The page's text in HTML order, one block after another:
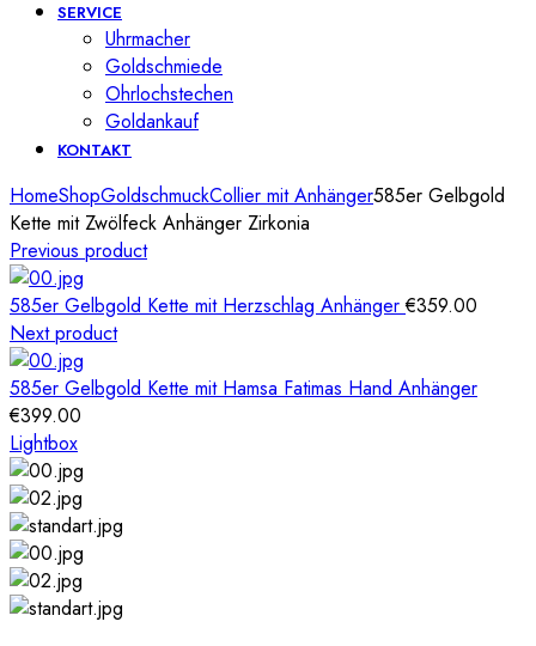
SERVICE
Uhrmacher
Goldschmiede
Ohrlochstechen
Goldankauf
KONTAKT
HomeShopGoldschmuckCollier mit Anhänger585er Gelbgold
Kette mit Zwölfeck Anhänger Zirkonia
Previous product
585er Gelbgold Kette mit Herzschlag Anhänger€359.00
Next product
585er Gelbgold Kette mit Hamsa Fatimas Hand Anhänger
€399.00
Lightbox